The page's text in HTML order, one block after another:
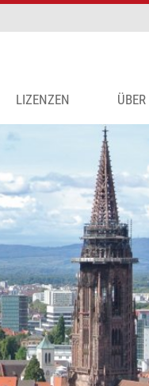
LIZENZEN